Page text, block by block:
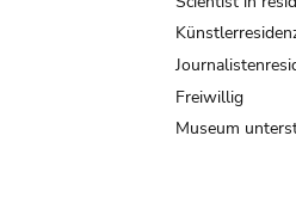
Freiwillig
Museum